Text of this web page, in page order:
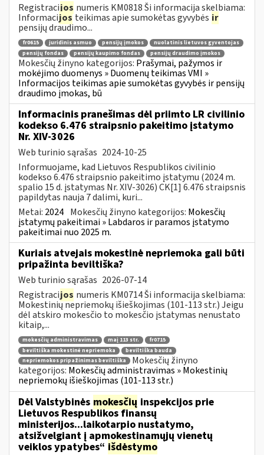
Registracijos numeris KM0818 Ši informacija skelbiama:
Informacijosteikimas apie sumokėtas gyvybės ir
pensijų draudimo...
fr0615 juridinis asmuo pensijų įmokos
nuolatinis lietuvos gyventojas
pensijų fondas
pensijų kaupimo fondas pensijų draudimo įmokos
Mokesčių žinyno kategorijos: Prašymai, pažymos ir
mokėjimo duomenys » Duomenų teikimas VMI »
Informacijos teikimas apie sumokėtas gyvybės ir pensijų
draudimo įmokas, bū
Informacinis pranešimas dėl priimto LR civilinio
kodekso 6.476 straipsnio pakeitimo įstatymo
Nr. XIV-3026
Web turinio sąrašas 2024-10-25
Informuojame, kad Lietuvos Respublikos civilinio
kodekso 6.476 straipsnio pakeitimo įstatymu (2024 m.
spalio 15 d. įstatymas Nr. XIV-3026) CK[1] 6.476 straipsnis
papildytas nauja 7 dalimi, kuri...
Metai: 2024 Mokesčių žinyno kategorijos: Mokesčių
įstatymų pakeitimai » Labdaros ir paramos įstatymo
pakeitimai nuo 2025 m.
Kuriais atvejais mokestinė nepriemoka gali būti
pripažinta beviltiška?
Web turinio sąrašas 2026-07-14
Registracijos numeris KM0714 Ši informacija skelbiama:
Mokestinių nepriemokų išieškojimas (101-113 str.) Jeigu
dėl atskiro mokesčio to mokesčio įstatymas nenustato
kitaip,...
mokesčių administravimas maį 113 str.
fr0715
beviltiška mokestinė nepriemoka
beviltiška bauda
nepriemokos pripažinimas beviltiška
Mokesčių žinyno
kategorijos: Mokesčių administravimas » Mokestinių
nepriemokų išieškojimas (101-113 str.)
Dėl Valstybinės mokesčių inspekcijos prie
Lietuvos Respublikos finansų
ministerijos...laikotarpio nustatymo,
atsižvelgiant į apmokestinamųjų vienetų
veiklos ypatybes“ išdėstymo